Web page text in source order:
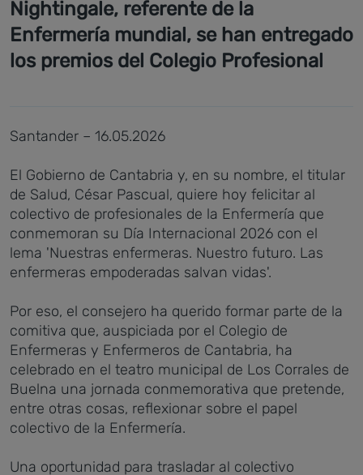
Nightingale, referente de la
Enfermería mundial, se han entregado
los premios del Colegio Profesional
Santander – 16.05.2026
El Gobierno de Cantabria y, en su nombre, el titular
de Salud, César Pascual, quiere hoy felicitar al
colectivo de profesionales de la Enfermería que
conmemoran su Día Internacional 2026 con el
lema 'Nuestras enfermeras. Nuestro futuro. Las
enfermeras empoderadas salvan vidas'.
Por eso, el consejero ha querido formar parte de la
comitiva que, auspiciada por el Colegio de
Enfermeras y Enfermeros de Cantabria, ha
celebrado en el teatro municipal de Los Corrales de
Buelna una jornada conmemorativa que pretende,
entre otras cosas, reflexionar sobre el papel
colectivo de la Enfermería.
Una oportunidad para trasladar al colectivo